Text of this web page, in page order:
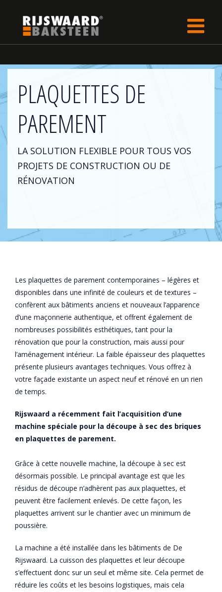
PLAQUETTES DE
PAREMENT
LA SOLUTION FLEXIBLE POUR TOUS VOS
PROJETS DE CONSTRUCTION OU DE
RÉNOVATION
Les plaquettes de parement contemporaines – légères et
disponibles dans une infinité de couleurs et de textures –
confèrent aux bâtiments anciens et nouveaux l’apparence
d’une maçonnerie authentique, et offrent également de
nombreuses possibilités esthétiques, tant pour la
rénovation que pour la construction, mais aussi pour
l’aménagement intérieur. La faible épaisseur des plaquettes
présente plusieurs avantages techniques. Vous offrez à
votre façade existante un aspect neuf et rénové en un rien
de temps.
Rijswaard a récemment fait l’acquisition d’une
machine spéciale pour la découpe à sec des briques
en plaquettes de parement.
Grâce à cette nouvelle machine, la découpe à sec est
désormais possible. Le principal avantage est que les
résidus de découpe n’adhèrent pas aux plaquettes, et
peuvent être facilement enlevés. De cette façon, les
plaquettes arrivent sur le chantier avec un minimum de
poussière.
La machine a été installée dans les bâtiments de De
Rijswaard. La cuisson des plaquettes et leur découpe
s’effectuent donc sur un seul et même site. Cela permet de
réduire les coûts et les besoins logistiques, mais cela